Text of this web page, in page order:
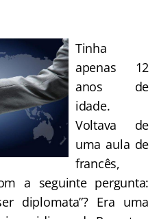
Tinha
apenas 12
anos de
idade.
Voltava de
uma aula de
francês,
a seguinte pergunta:
diplomata”? Era uma